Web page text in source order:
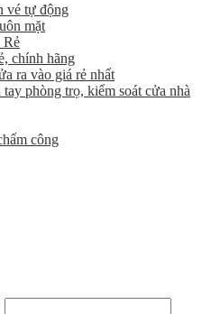
vé tự động
mặt
Rẻ
chính hãng
ra vào giá rẻ nhất
phòng trọ, kiểm soát cửa nhà
công